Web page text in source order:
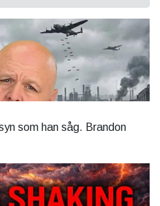
som han såg. Brandon